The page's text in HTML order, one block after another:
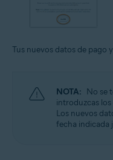
Tus nuevos datos de pago
NOTA: No se
introduzcas
Los nuevos
fecha indicada